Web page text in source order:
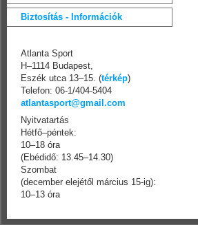
Biztosítás - Információk
Atlanta Sport
H–1114 Budapest,
Eszék utca 13–15. (térkép)
Telefon: 06-1/404-5404
atlantasport@gmail.com
Nyitvatartás
Hétfő–péntek:
10–18 óra
(Ebédidő: 13.45–14.30)
Szombat
(december elejétől március 15-ig):
10–13 óra